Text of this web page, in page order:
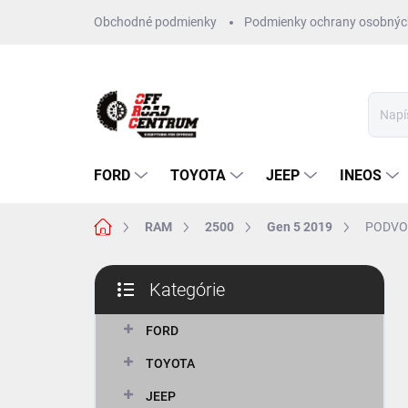
Obchodné podmienky Podmienky ochrany
FORD TOYOTA JEEP INEOS
DomovRAM 2500 Gen 5 2019
B
č
kategórie
Kategórie
FORD
TOYOTA
JEEP